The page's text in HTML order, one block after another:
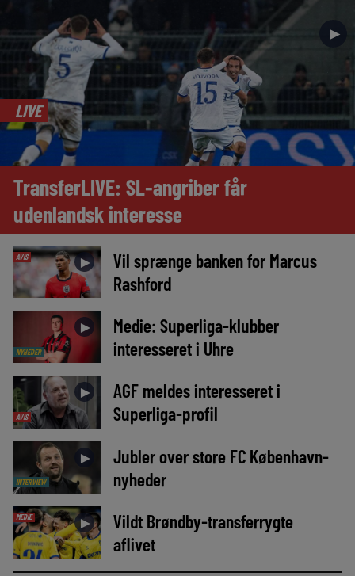
►
LIVE
TransferLIVE: SL-angriber får
udenlandsk interesse
AVIS ►
Vil sprænge banken for Marcus
Rashford
NYHEDER
►
Medie: Superliga-klubber
interesseret i Uhre
AVIS
►
AGF meldes interesseret i
Superliga-profil
INTERVIEW
►
Jubler over store FC København-
nyheder
MEDIE ►
Vildt Brøndby-transferrygte
aflivet